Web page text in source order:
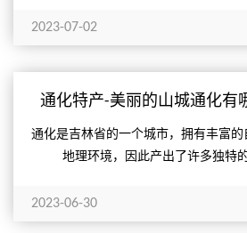
2023-07-02
通化特产-美丽的山城通化有
呢？
通化是吉林省的一个城市，拥有丰富
地理环境，因此产出了许多独特
2023-06-30